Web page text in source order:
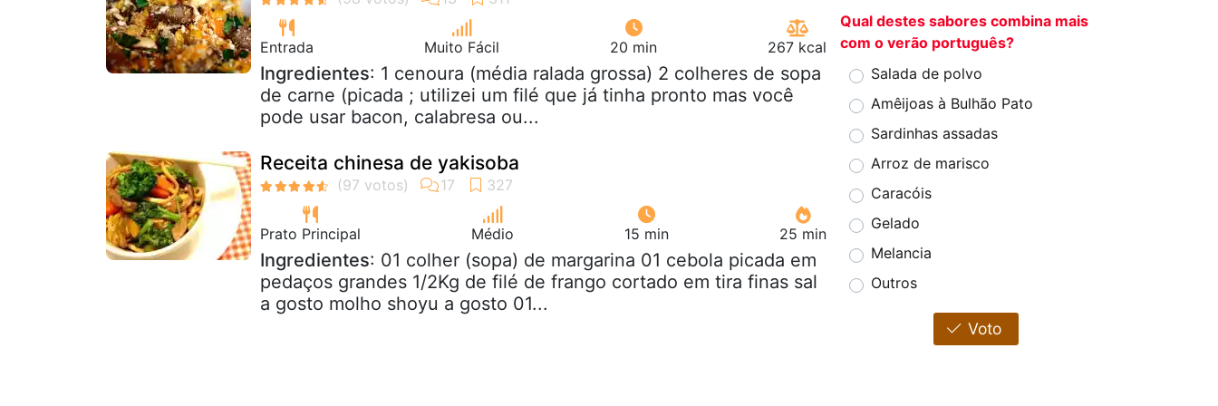
Entrada Muito Fácil 20 min 267 kcal
Ingredientes: 1 cenoura (média ralada grossa) 2 colheres de sopa
de carne (picada ; utilizei um filé que já tinha pronto mas você
pode usar bacon, calabresa ou...
Receita chinesa de yakisoba
Prato Principal Médio 15 min 25 min
Ingredientes: 01 colher (sopa) de margarina 01 cebola picada em
pedaços grandes 1/2Kg de filé de frango cortado em tira finas sal
a gosto molho shoyu a gosto 01...
Qual destes sabores combina mais
com o verão português?
Salada de polvo
Amêijoas à Bulhão Pato
Sardinhas assadas
Arroz de marisco
Caracóis
Gelado
Melancia
Outros
Voto